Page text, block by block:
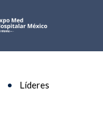
Líderes